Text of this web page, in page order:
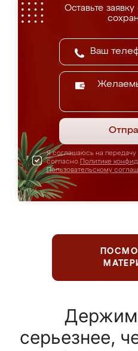
Оставьте
Я соглашаюсь на
согласно Политике
Пользовательскому
Держим
серьезнее,